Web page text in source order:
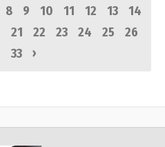
8 9 10 11 12 13
14
21 22 23 24 25
26
33 ›